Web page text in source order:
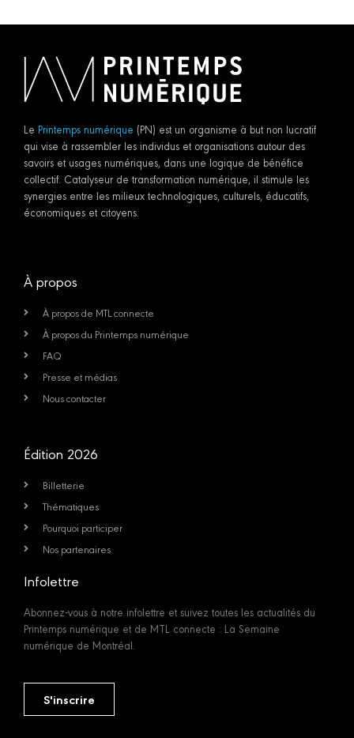
Le Printemps numérique (PN) est un organisme à but non lucratif
qui vise à rassembler les individus et organisations autour des
savoirs et usages numériques, dans une logique de bénéfice
collectif. Catalyseur de transformation numérique, il stimule les
synergies entre les milieux technologiques, culturels, éducatifs,
économiques et citoyens.
À propos
À propos de MTL connecte
À propos du Printemps numérique
FAQ
Presse et médias
Nous contacter
Édition 2026
Billetterie
Thématiques
Pourquoi participer
Nos partenaires
Infolettre
Abonnez-vous à notre infolettre et suivez toutes les actualités du
Printemps numérique et de MTL connecte : La Semaine
numérique de Montréal.
S'inscrire